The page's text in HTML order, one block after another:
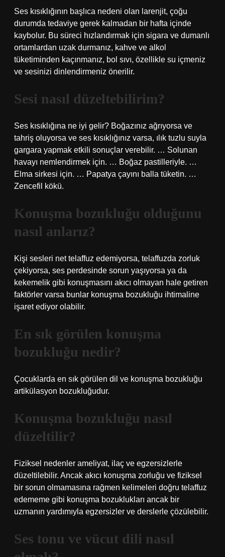
Ses kısıklığının başlıca nedeni olan larenjit, çoğu
durumda tedaviye gerek kalmadan bir hafta içinde
kaybolur. Bu süreci hızlandırmak için sigara ve dumanlı
ortamlardan uzak durmanız, kahve ve alkol
tüketiminden kaçınmanız, bol sıvı, özellikle su içmeniz
ve sesinizi dinlendirmeniz önerilir.
Sesi nasıl düzeltebilirim?
Ses kısıklığına ne iyi gelir? Boğazınız ağrıyorsa ve
tahriş oluyorsa ve ses kısıklığınız varsa, ılık tuzlu suyla
gargara yapmak etkili sonuçlar verebilir. … Solunan
havayı nemlendirmek için. … Boğaz pastilleriyle. …
Elma sirkesi için. … Papatya çayını balla tüketin. …
Zencefil kökü.
Konuşma bozukluğu olduğunu
nasıl anlarız?
Kişi sesleri net telaffuz edemiyorsa, telaffuzda zorluk
çekiyorsa, ses perdesinde sorun yaşıyorsa ya da
kekemelik gibi konuşmasını akıcı olmayan hale getiren
faktörler varsa bunlar konuşma bozukluğu ihtimaline
işaret ediyor olabilir.
En sık görülen konuşma
bozukluğu nedir?
Çocuklarda en sık görülen dil ve konuşma bozukluğu
artikülasyon bozukluğudur.
Konuşma bozukluğu nasıl
düzeltilir?
Fiziksel nedenler ameliyat, ilaç ve egzersizlerle
düzeltilebilir. Ancak akıcı konuşma zorluğu ve fiziksel
bir sorun olmamasına rağmen kelimeleri doğru telaffuz
edememe gibi konuşma bozuklukları ancak bir
uzmanın yardımıyla egzersizler ve derslerle çözülebilir.
Ses tonu ve vücut dili nasıl